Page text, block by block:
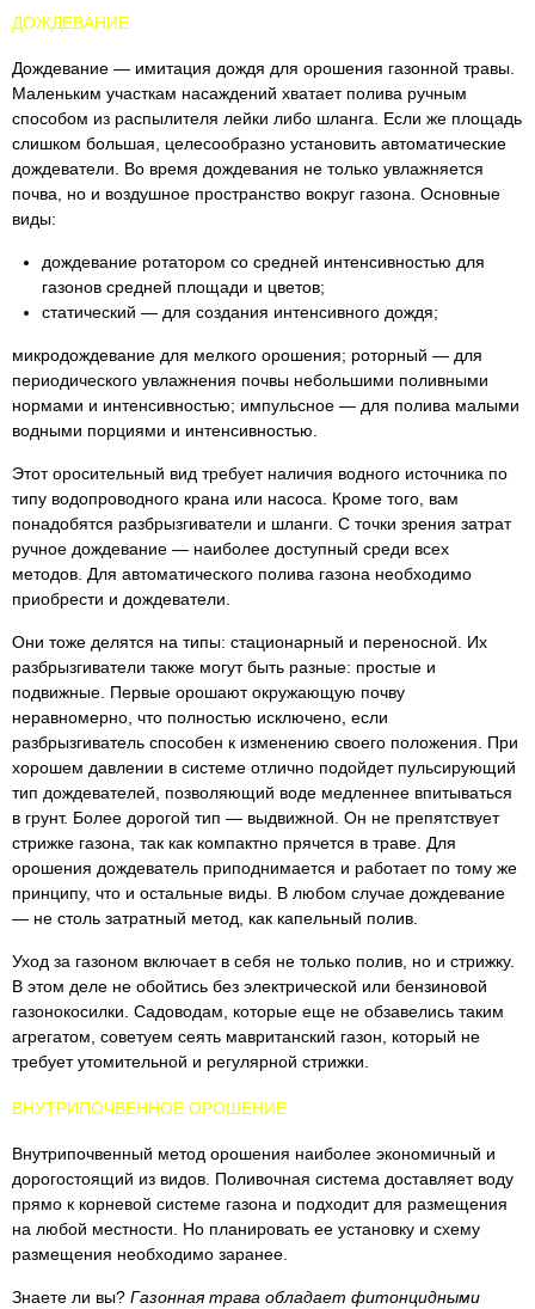
ДОЖДЕВАНИЕ
Дождевание — имитация дождя для орошения газонной травы.
Маленьким участкам насаждений хватает полива ручным
способом из распылителя лейки либо шланга. Если же площадь
слишком большая, целесообразно установить автоматические
дождеватели. Во время дождевания не только увлажняется
почва, но и воздушное пространство вокруг газона. Основные
виды:
дождевание ротатором со средней интенсивностью для
газонов средней площади и цветов;
статический — для создания интенсивного дождя;
микродождевание для мелкого орошения; роторный — для
периодического увлажнения почвы небольшими поливными
нормами и интенсивностью; импульсное — для полива малыми
водными порциями и интенсивностью.
Этот оросительный вид требует наличия водного источника по
типу водопроводного крана или насоса. Кроме того, вам
понадобятся разбрызгиватели и шланги. С точки зрения затрат
ручное дождевание — наиболее доступный среди всех
методов. Для автоматического полива газона необходимо
приобрести и дождеватели.
Они тоже делятся на типы: стационарный и переносной. Их
разбрызгиватели также могут быть разные: простые и
подвижные. Первые орошают окружающую почву
неравномерно, что полностью исключено, если
разбрызгиватель способен к изменению своего положения. При
хорошем давлении в системе отлично подойдет пульсирующий
тип дождевателей, позволяющий воде медленнее впитываться
в грунт. Более дорогой тип — выдвижной. Он не препятствует
стрижке газона, так как компактно прячется в траве. Для
орошения дождеватель приподнимается и работает по тому же
принципу, что и остальные виды. В любом случае дождевание
— не столь затратный метод, как капельный полив.
Уход за газоном включает в себя не только полив, но и стрижку.
В этом деле не обойтись без электрической или бензиновой
газонокосилки. Садоводам, которые еще не обзавелись таким
агрегатом, советуем сеять мавританский газон, который не
требует утомительной и регулярной стрижки.
ВНУТРИПОЧВЕННОЕ ОРОШЕНИЕ
Внутрипочвенный метод орошения наиболее экономичный и
дорогостоящий из видов. Поливочная система доставляет воду
прямо к корневой системе газона и подходит для размещения
на любой местности. Но планировать ее установку и схему
размещения необходимо заранее.
Знаете ли вы? Газонная трава обладает фитонцидными